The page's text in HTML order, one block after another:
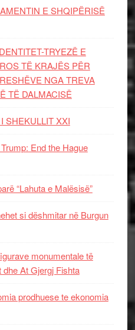
E SHQIPËRISË
TRYEZË E
TË KRAJËS PËR
NGA TREVA
TË DALMACISË
SHEKULLIT XXI
End the Hague
“Lahuta e Malësisë”
si dëshmitar në Burgun
monumentale të
At Gjergj Fishta
prodhuese te ekonomia